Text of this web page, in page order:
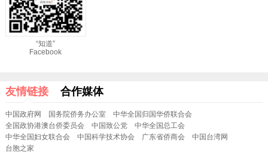
“知道”
Facebook
友情链接 合作媒体
中国政府网 国务院侨务办公室
中华全国归国华侨联合会
全国政协港澳台侨委员会
中国致公党
中华全国总工会
中华全国妇女联合会
中国科学技术协会 广东省侨商会
中国台湾网
台胞之家